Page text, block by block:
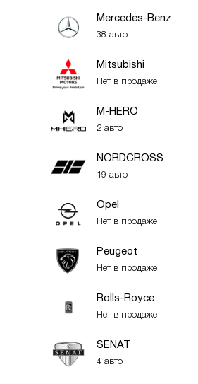
Mercedes-Benz
38 авто
Mitsubishi
Нет в продаже
M-HERO
2 авто
NORDCROSS
19 авто
Opel
Нет в продаже
Peugeot
Нет в продаже
Rolls-Royce
Нет в продаже
SENAT
4 авто